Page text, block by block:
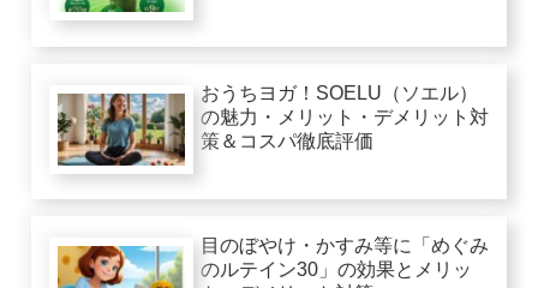
おうちヨガ！SOELU（ソエル）
の魅力・メリット・デメリット対
策＆コスパ徹底評価
目のぼやけ・かすみ等に「めぐみ
のルテイン30」の効果とメリッ